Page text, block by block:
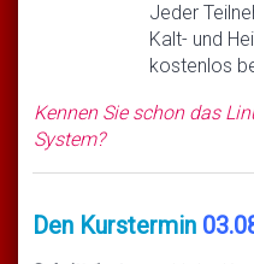
Jeder
Kalt- und
kostenlos
Kennen Sie schon das
System?
Den Kurstermin